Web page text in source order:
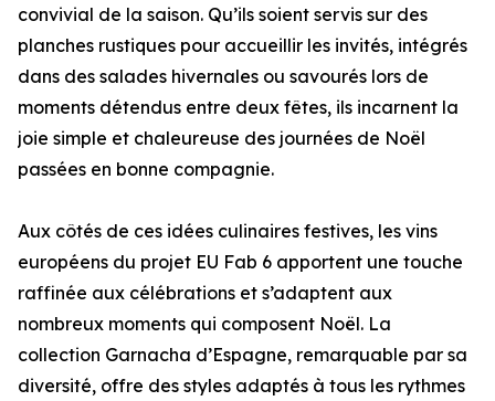
convivial de la saison. Qu’ils soient servis sur des
planches rustiques pour accueillir les invités, intégrés
dans des salades hivernales ou savourés lors de
moments détendus entre deux fêtes, ils incarnent la
joie simple et chaleureuse des journées de Noël
passées en bonne compagnie.
Aux côtés de ces idées culinaires festives, les vins
européens du projet EU Fab 6 apportent une touche
raffinée aux célébrations et s’adaptent aux
nombreux moments qui composent Noël. La
collection Garnacha d’Espagne, remarquable par sa
diversité, offre des styles adaptés à tous les rythmes